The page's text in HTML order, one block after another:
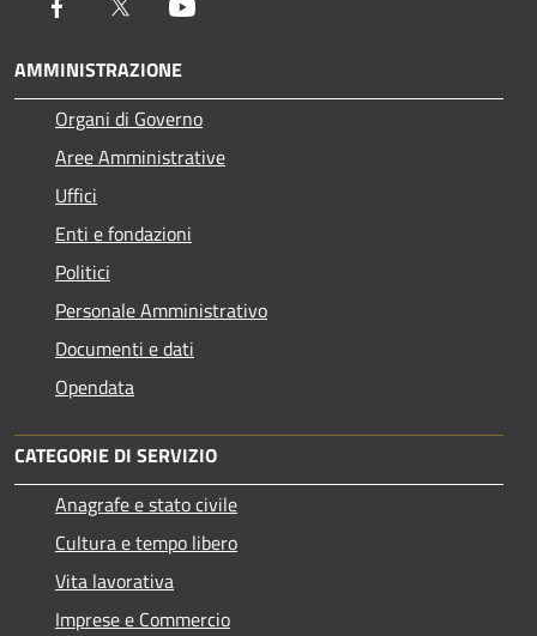
AMMINISTRAZIONE
Organi di Governo
Aree Amministrative
Uffici
Enti e fondazioni
Politici
Personale Amministrativo
Documenti e dati
Opendata
CATEGORIE DI SERVIZIO
Anagrafe e stato civile
Cultura e tempo libero
Vita lavorativa
Imprese e Commercio